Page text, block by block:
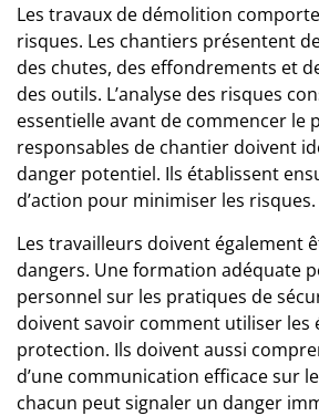
Les travaux de démolition
risques. Les chantiers présentent
des chutes, des effondrements et
des outils. L’analyse des risques
essentielle avant de commencer le
responsables de chantier doivent
danger potentiel. Ils établissent
d’action pour minimiser les risques.
Les travailleurs doivent également
dangers. Une formation adéquate
personnel sur les pratiques de
doivent savoir comment utiliser les
protection. Ils doivent aussi
d’une communication efficace sur
chacun peut signaler un danger